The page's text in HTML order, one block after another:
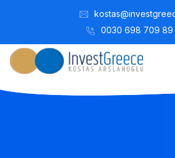
0030 698 709 89